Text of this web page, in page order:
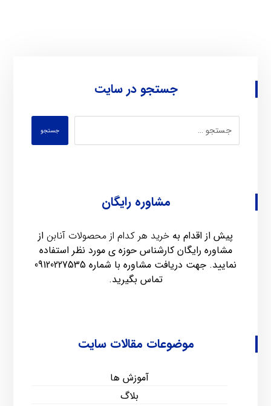
جستجو در سایت
جستجو
مشاوره رایگان
پیش از اقدام به خرید هر کدام از محصولات آنابن از
مشاوره رایگان کارشناس حوزه ی مورد نظر استفاده
نمایید. جهت دریافت مشاوره با شماره 09120227535
تماس بگیرید.
موضوعات مقالات سایت
آموزش ها
بلاگ